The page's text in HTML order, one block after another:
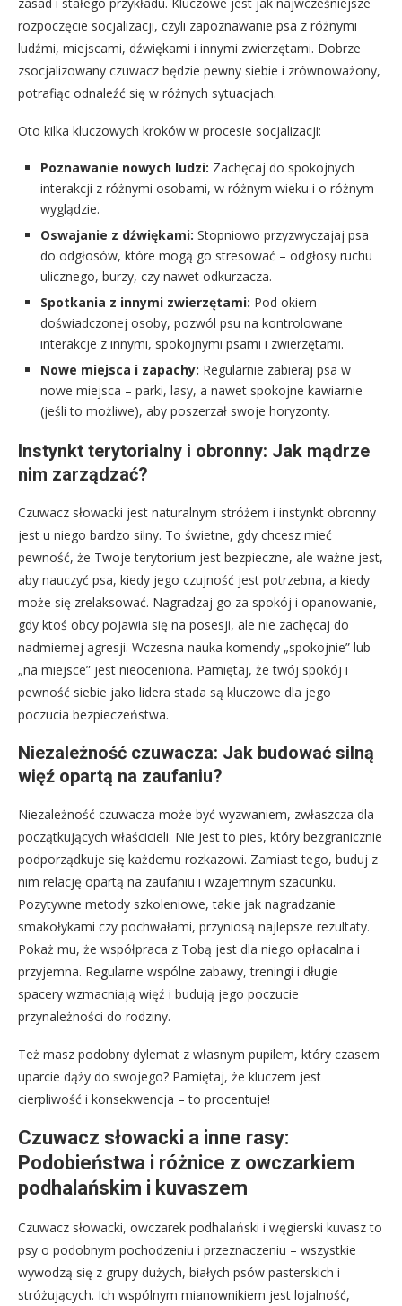
rozpoczęcie socjalizacji, czyli zapoznawanie psa z różnymi
ludźmi, miejscami, dźwiękami i innymi zwierzętami. Dobrze
zsocjalizowany czuwacz będzie pewny siebie i zrównoważony,
potrafiąc odnaleźć się w różnych sytuacjach.
Oto kilka kluczowych kroków w procesie socjalizacji:
Poznawanie nowych ludzi: Zachęcaj do spokojnych
interakcji z różnymi osobami, w różnym wieku i o różnym
wyglądzie.
Oswajanie z dźwiękami: Stopniowo przyzwyczajaj psa
do odgłosów, które mogą go stresować – odgłosy ruchu
ulicznego, burzy, czy nawet odkurzacza.
Spotkania z innymi zwierzętami: Pod okiem
doświadczonej osoby, pozwól psu na kontrolowane
interakcje z innymi, spokojnymi psami i zwierzętami.
Nowe miejsca i zapachy: Regularnie zabieraj psa w
nowe miejsca – parki, lasy, a nawet spokojne kawiarnie
(jeśli to możliwe), aby poszerzał swoje horyzonty.
Instynkt terytorialny i obronny: Jak mądrze
nim zarządzać?
Czuwacz słowacki jest naturalnym stróżem i instynkt obronny
jest u niego bardzo silny. To świetne, gdy chcesz mieć
pewność, że Twoje terytorium jest bezpieczne, ale ważne jest,
aby nauczyć psa, kiedy jego czujność jest potrzebna, a kiedy
może się zrelaksować. Nagradzaj go za spokój i opanowanie,
gdy ktoś obcy pojawia się na posesji, ale nie zachęcaj do
nadmiernej agresji. Wczesna nauka komendy „spokojnie” lub
„na miejsce” jest nieoceniona. Pamiętaj, że twój spokój i
pewność siebie jako lidera stada są kluczowe dla jego
poczucia bezpieczeństwa.
Niezależność czuwacza: Jak budować silną
więź opartą na zaufaniu?
Niezależność czuwacza może być wyzwaniem, zwłaszcza dla
początkujących właścicieli. Nie jest to pies, który bezgranicznie
podporządkuje się każdemu rozkazowi. Zamiast tego, buduj z
nim relację opartą na zaufaniu i wzajemnym szacunku.
Pozytywne metody szkoleniowe, takie jak nagradzanie
smakołykami czy pochwałami, przyniosą najlepsze rezultaty.
Pokaż mu, że współpraca z Tobą jest dla niego opłacalna i
przyjemna. Regularne wspólne zabawy, treningi i długie
spacery wzmacniają więź i budują jego poczucie
przynależności do rodziny.
Też masz podobny dylemat z własnym pupilem, który czasem
uparcie dąży do swojego? Pamiętaj, że kluczem jest
cierpliwość i konsekwencja – to procentuje!
Czuwacz słowacki a inne rasy:
Podobieństwa i różnice z owczarkiem
podhalańskim i kuvaszem
Czuwacz słowacki, owczarek podhalański i węgierski kuvasz to
psy o podobnym pochodzeniu i przeznaczeniu – wszystkie
wywodzą się z grupy dużych, białych psów pasterskich i
stróżujących. Ich wspólnym mianownikiem jest lojalność,